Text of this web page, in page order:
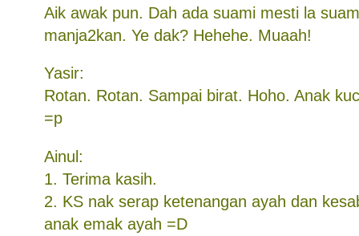
Aik awak pun. Dah ada suami mesti la
manja2kan. Ye dak? Hehehe. Muaah!
Yasir:
Rotan. Rotan. Sampai birat. Hoho. Anak
=p
Ainul:
1. Terima kasih.
2. KS nak serap ketenangan ayah dan
anak emak ayah =D